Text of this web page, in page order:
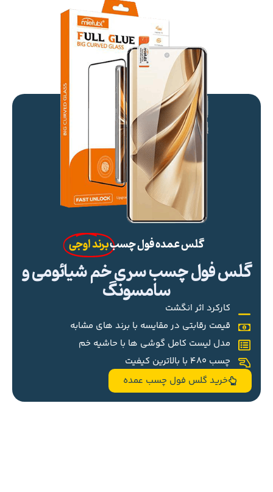
گلس عمده فول چسببرند اوجی
گلس فول چسب سری خم شیائومی و
سامسونگ
کارکرد اثر انگشت
قیمت رقابتی در مقایسه با برند های مشابه
مدل لیست کامل گوشی ها با حاشیه خم
چسب 480 با بالاترین کیفیت
خرید گلس فول چسب عمده